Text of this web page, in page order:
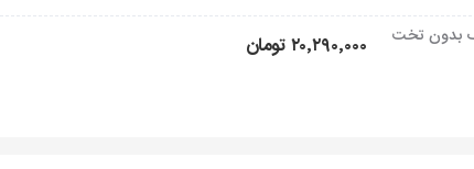
بدون تخت
۲۰٬۲۹۰٬۰۰۰ تومان